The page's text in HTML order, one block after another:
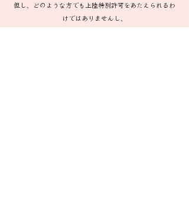
但し、どのような方でも上陸特別許可をあたえられるわ
けではありませんし、